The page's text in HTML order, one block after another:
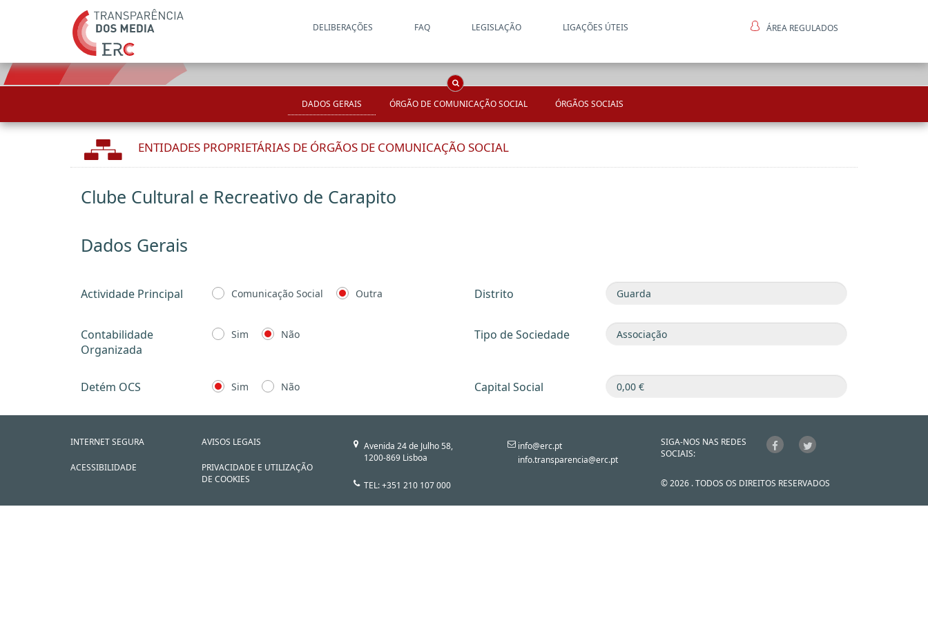
DELIBERAÇÕES FAQ LEGISLAÇÃO LIGAÇÕES ÚTEIS ÁREA REGULADOS
DADOS GERAIS ÓRGÃO DE COMUNICAÇÃO SOCIAL ÓRGÃOS SOCIAIS
ENTIDADES PROPRIETÁRIAS DE ÓRGÃOS DE COMUNICAÇÃO SOCIAL
Clube Cultural e Recreativo de Carapito
Dados Gerais
Actividade Principal Comunicação Social Outra Distrito
Contabilidade
Organizada
Sim Não Tipo de Sociedade
Detém OCS Sim Não Capital Social
INTERNET SEGURA
ACESSIBILIDADE
AVISOS LEGAIS
PRIVACIDADE E UTILIZAÇÃO
DE COOKIES
Avenida 24 de Julho 58,
1200-869 Lisboa
TEL: +351 210 107 000
info@erc.pt
info.transparencia@erc.pt
SIGA-NOS NAS REDES
SOCIAIS:
© 2026 . TODOS OS DIREITOS RESERVADOS